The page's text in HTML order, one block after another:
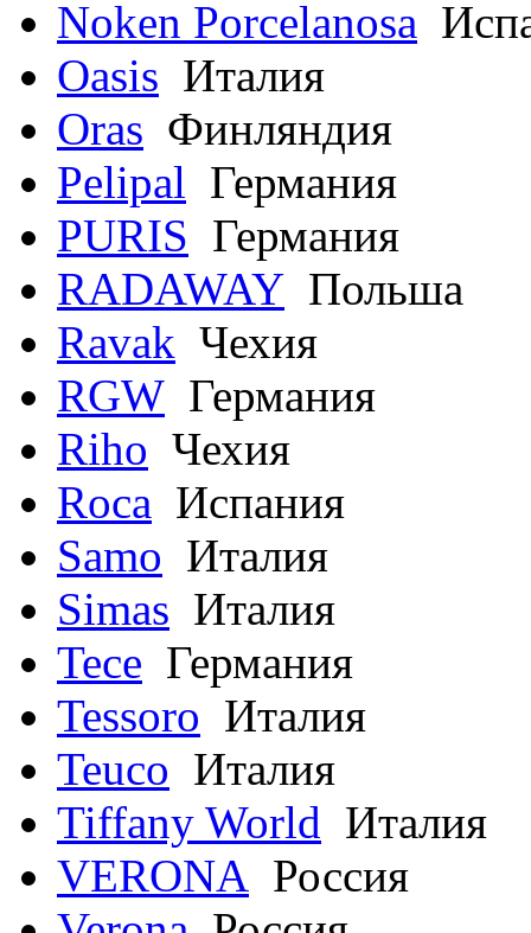
Noken Porcelanosa
Oasis Италия
Oras Финляндия
Pelipal Германия
PURIS Германия
RADAWAY Польша
Ravak Чехия
RGW Германия
Riho Чехия
Roca Испания
Samo Италия
Simas Италия
Tece Германия
Tessoro Италия
Teuco Италия
Tiffany World Италия
VERONA Россия